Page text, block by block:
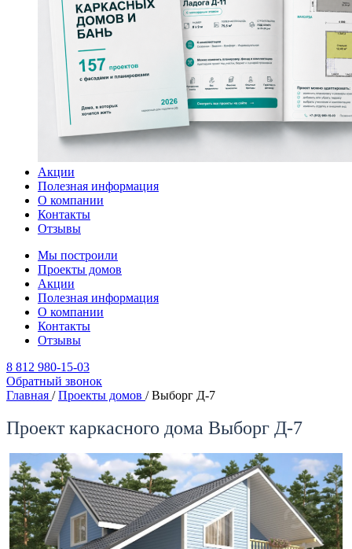
Акции
Полезная информация
О компании
Контакты
Отзывы
Мы построили
Проекты домов
Акции
Полезная информация
О компании
Контакты
Отзывы
8 812 980-15-03
Обратный звонок
Главная / Проекты домов / Выборг Д-7
Проект каркасного дома Выборг Д-7